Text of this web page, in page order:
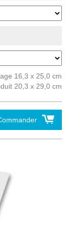
16,3 x 25,0 cm
20,3 x 29,0 cm